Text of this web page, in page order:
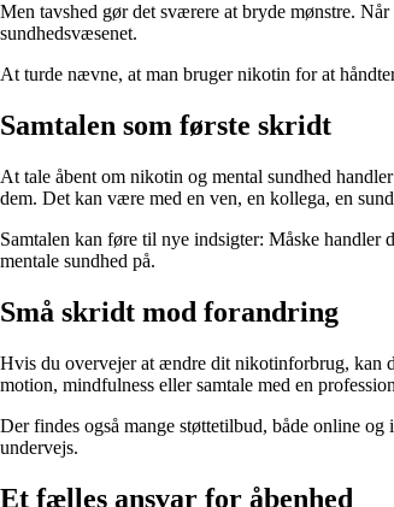
Men tavshed gør det sværere at bryde mønstre.
sundhedsvæsenet.
At turde nævne, at man bruger nikotin for at
Samtalen som første skridt
At tale åbent om nikotin og mental sundhed
dem. Det kan være med en ven, en kollega, en
Samtalen kan føre til nye indsigter: Måske handler
mentale sundhed på.
Små skridt mod forandring
Hvis du overvejer at ændre dit nikotinforbrug, kan
motion, mindfulness eller samtale med en
Der findes også mange støttetilbud, både online
undervejs.
Et fælles ansvar for åbenhed